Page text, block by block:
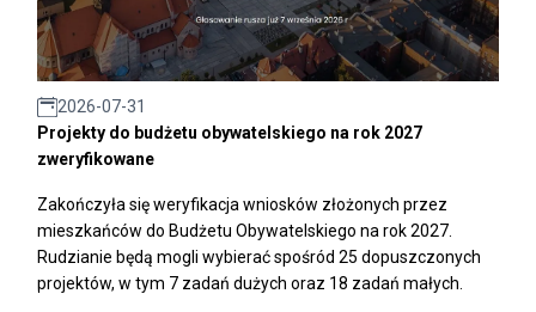
2026-07-31
Projekty do budżetu obywatelskiego na rok 2027
zweryfikowane
Zakończyła się weryfikacja wniosków złożonych przez
mieszkańców do Budżetu Obywatelskiego na rok 2027.
Rudzianie będą mogli wybierać spośród 25 dopuszczonych
projektów, w tym 7 zadań dużych oraz 18 zadań małych.